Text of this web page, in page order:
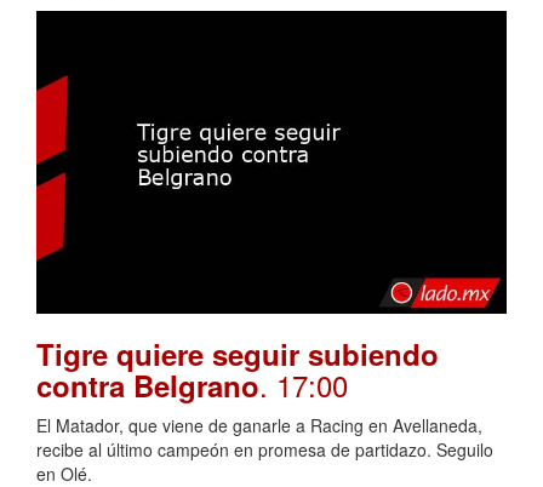
Tigre quiere seguir subiendo
contra Belgrano. 17:00
El Matador, que viene de ganarle a Racing en Avellaneda,
recibe al último campeón en promesa de partidazo. Seguilo
en Olé.